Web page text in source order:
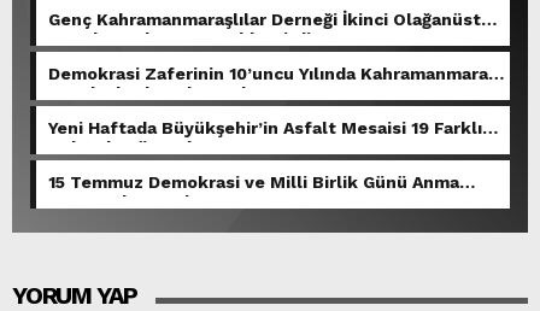
Genç Kahramanmaraşlılar Derneği İkinci Olağanüstü
Genel Kurulunu Gerçekleştirdi.
Demokrasi Zaferinin 10’uncu Yılında Kahramanmaraş
Meydanlarda Buluşacak.
Yeni Haftada Büyükşehir’in Asfalt Mesaisi 19 Farklı
Noktada Sürecek.
15 Temmuz Demokrasi ve Milli Birlik Günü Anma
Programları Başlıyor.
YORUM YAP